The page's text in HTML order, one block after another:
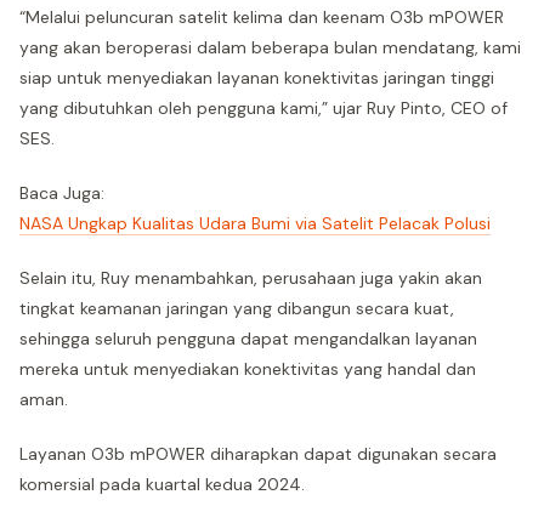
“Melalui peluncuran satelit kelima dan keenam O3b mPOWER
yang akan beroperasi dalam beberapa bulan mendatang, kami
siap untuk menyediakan layanan konektivitas jaringan tinggi
yang dibutuhkan oleh pengguna kami,” ujar Ruy Pinto, CEO of
SES.
Baca Juga:
NASA Ungkap Kualitas Udara Bumi via Satelit Pelacak Polusi
Selain itu, Ruy menambahkan, perusahaan juga yakin akan
tingkat keamanan jaringan yang dibangun secara kuat,
sehingga seluruh pengguna dapat mengandalkan layanan
mereka untuk menyediakan konektivitas yang handal dan
aman.
Layanan O3b mPOWER diharapkan dapat digunakan secara
komersial pada kuartal kedua 2024.